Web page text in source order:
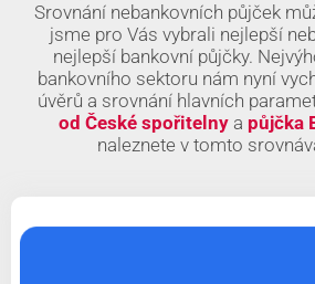
Srovnání nebankovních půjček
jsme pro Vás vybrali nejlepší
nejlepší bankovní půjčky.
bankovního sektoru nám nyní
úvěrů a srovnání hlavních
od České spořitelny a půjčka
naleznete v tomto